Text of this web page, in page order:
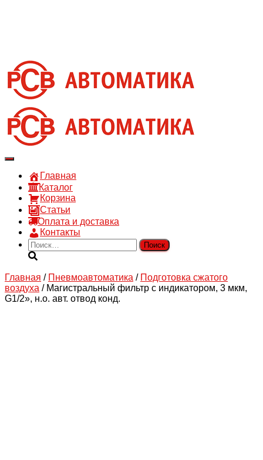
Переключить
навигациюГлавная
Каталог
Корзина
Статьи
Оплата и доставка
Контакты
Найти:
Главная / Пневмоавтоматика / Подготовка сжатого
воздуха / Магистральный фильтр с индикатором, 3 мкм,
G1/2», н.о. авт. отвод конд.